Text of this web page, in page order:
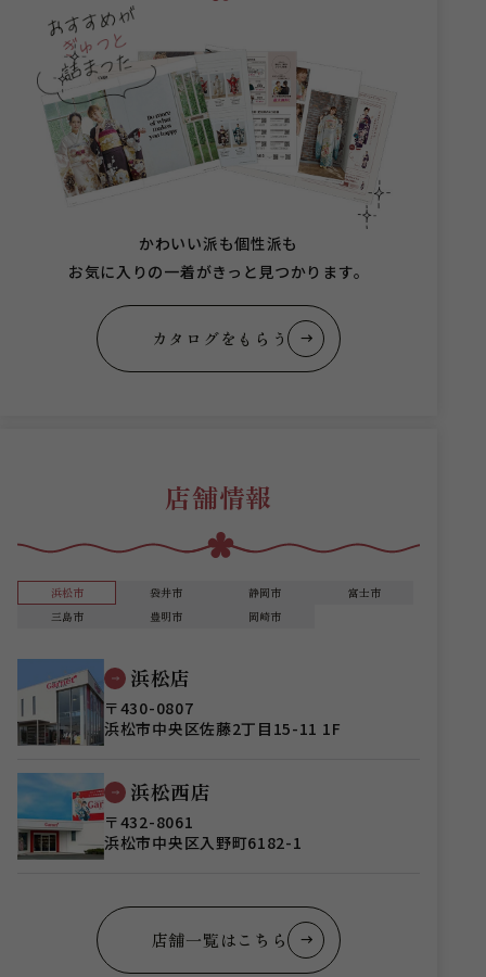
かわいい派も個性派も
お気に入りの一着がきっと見つかります。
カタログをもらう
店舗情報
浜松市 袋井市 静岡市
富士市
三島市
豊明市 岡崎市
浜松店
〒430-0807
浜松市中央区佐藤2丁目15-11 1F
浜松西店
〒432-8061
浜松市中央区入野町6182-1
店舗一覧はこちら